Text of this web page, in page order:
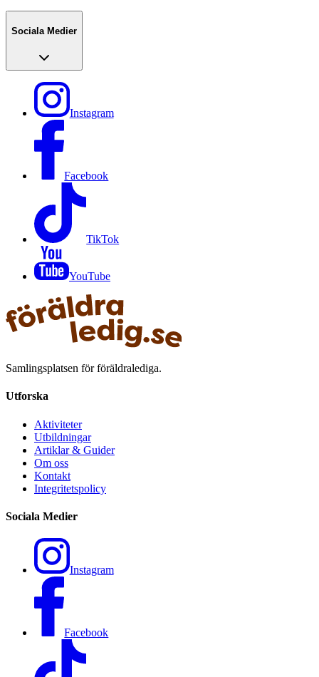
Sociala Medier
Instagram
Facebook
TikTok
YouTube
Samlingsplatsen för föräldralediga.
Utforska
Aktiviteter
Utbildningar
Artiklar & Guider
Om oss
Kontakt
Integritetspolicy
Sociala Medier
Instagram
Facebook